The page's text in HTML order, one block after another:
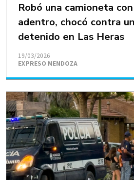
Robó una camioneta
adentro, chocó contra
detenido en Las Heras
EXPRESO MENDOZA
19/03/2026